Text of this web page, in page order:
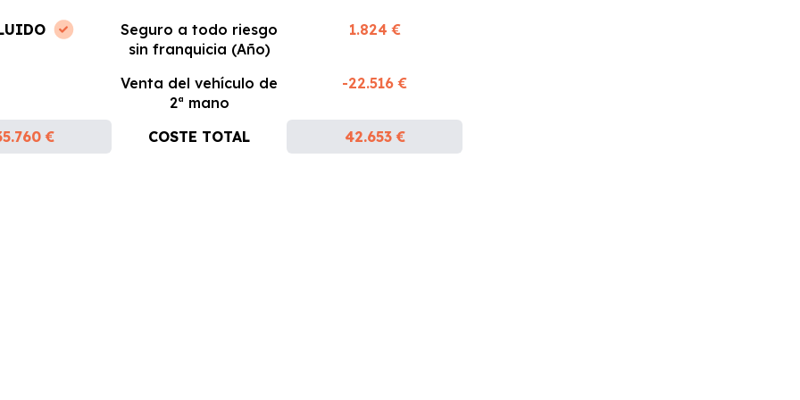
Seguro a todo riesgo
sin franquicia (Año)
1.824 €
Venta del vehículo de
2ª mano
-22.516 €
€ COSTE TOTAL 42.653 €